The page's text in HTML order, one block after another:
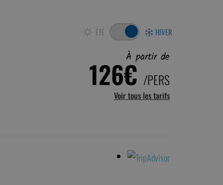
ÉTÉ HIVER
À partir de
126€ /PERS
Voir tous les tarifs